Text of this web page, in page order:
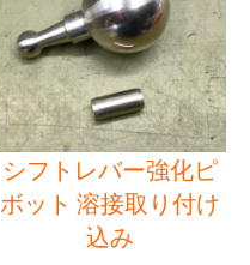
シフトレバー強化ピ
ボット 溶接取り付け
込み